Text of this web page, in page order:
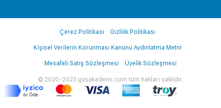
© 2020-2023 gysakademi.com tüm hakları saklıdır.
Çerez Politikası Gizlilik Politikası
Kişisel Verilerin Korunması Kanunu Aydınlatma Metni
Mesafeli Satış Sözleşmesi Üyelik Sözleşmesi